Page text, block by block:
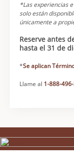
*Las experiencias
solo están
únicamente a
Reserve antes
hasta el 31 de
*Se aplican
Llame al 1-888-